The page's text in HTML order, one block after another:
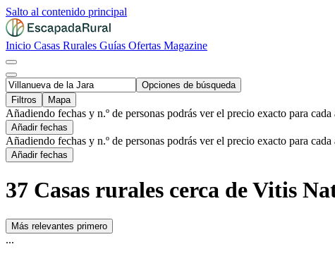
Salto al contenido principal
Inicio Casas Rurales Guías Ofertas Magazine
Opciones de búsqueda
Filtros
Mapa
Añadiendo fechas y n.º de personas podrás ver el precio exacto para
Añadir fechas
Añadiendo fechas y n.º de personas podrás ver el precio exacto para
Añadir fechas
37 Casas rurales cerca de Vitis
Más relevantes primero
...